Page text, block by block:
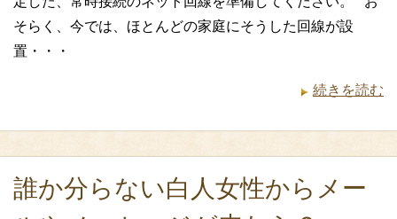
そらく、今では、ほとんどの家庭にそうした回線が設
置・・・
続きを読む
誰か分らない白人女性からメー